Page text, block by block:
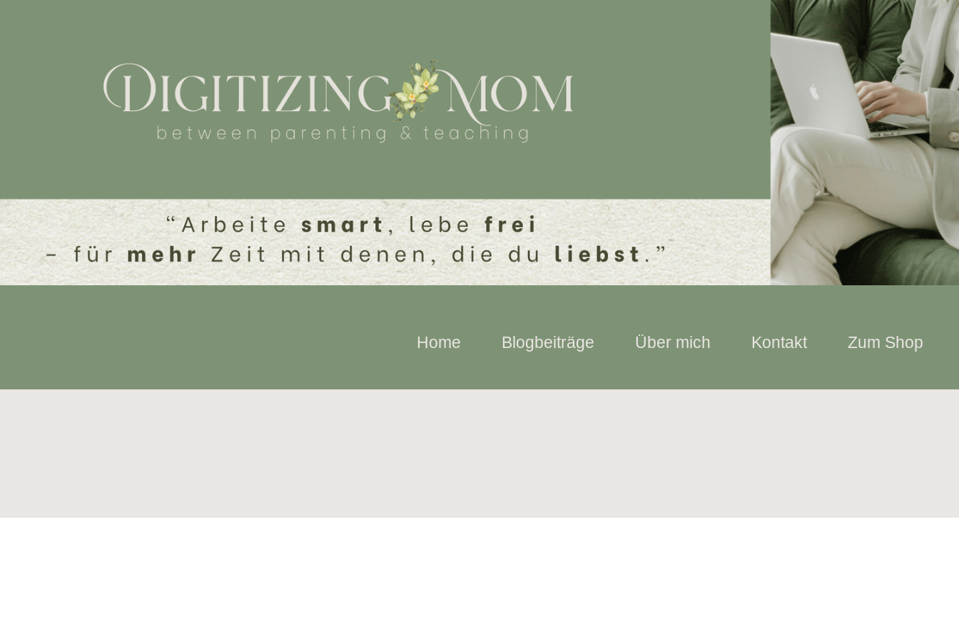
Home Blogbeiträge Über mich Kontakt Zum Shop